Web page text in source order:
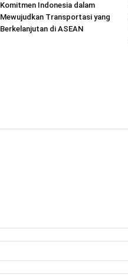
Komitmen Indonesia dalam
Mewujudkan Transportasi yang
Berkelanjutan di ASEAN